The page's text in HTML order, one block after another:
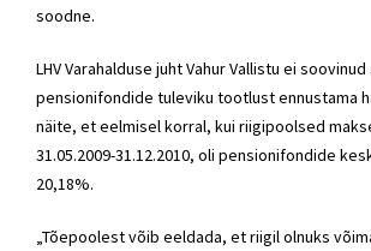
soodne.
LHV Varahalduse juht Vahur Vallistu ei
pensionifondide tuleviku tootlust ennustama
näite, et eelmisel korral, kui riigipoolsed
31.05.2009-31.12.2010, oli pensionifondide
20,18%.
„Tõepoolest võib eeldada, et riigil olnuks